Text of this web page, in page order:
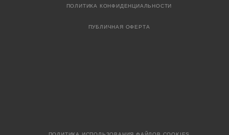
ПОЛИТИКА КОНФИДЕНЦИАЛЬНОСТИ
ПУБЛИЧНАЯ ОФЕРТА